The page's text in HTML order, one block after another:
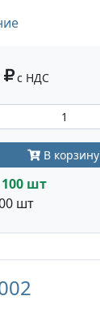
с НДС
В корзину
шт
шт